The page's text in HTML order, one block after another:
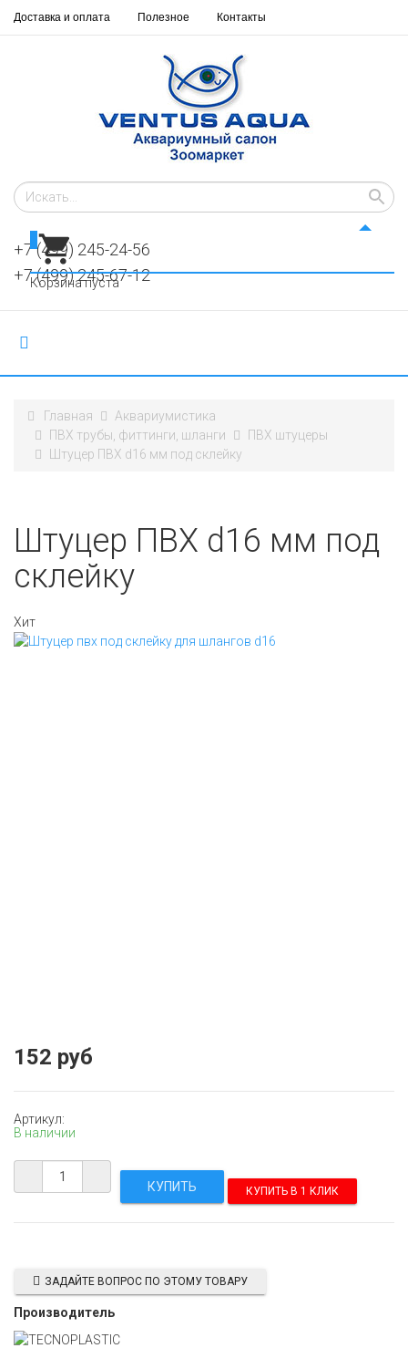
Доставка и оплата Полезное Контакты
+7 (499) 245-24-56
+7 (499) 245-67-12
Корзина пуста
Главная
Аквариумистика
ПВХ трубы, фиттинги, шланги
ПВХ штуцеры
Штуцер ПВХ d16 мм под склейку
Штуцер ПВХ d16 мм под
склейку
Хит
152 руб
Артикул:
В наличии
КУПИТЬ В 1 КЛИК
ЗАДАЙТЕ ВОПРОС ПО ЭТОМУ ТОВАРУ
Производитель